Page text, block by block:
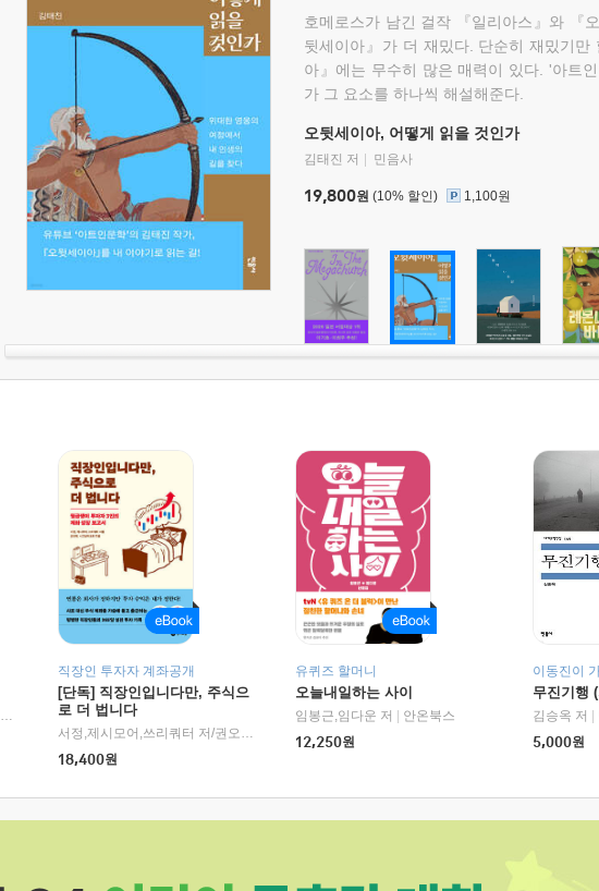
호메로스가 남긴 걸작 『일리아스』와 『
뒷세이아』가 더 재밌다. 단순히 재밌기만
아』에는 무수히 많은 매력이 있다. '아트
가 그 요소를 하나씩 해설해준다.
오뒷세이아, 어떻게 읽을 것인가
김태진 저 민음사
19,800원 (10% 할인) 1,100원
알에이치코리아(RHK)
직장인 투자자 계좌공개
[단독] 직장인입니다만, 주식으
로 더 법니다
서정,제시모어,쓰리쿼터 저/권오태,시그널리포트 편
18,400원
유퀴즈 할머니
오늘내일하는 사이
임봉근,임다운 저
안온북스
12,250원
이동진이
무진기행
김승옥 저
5,000원